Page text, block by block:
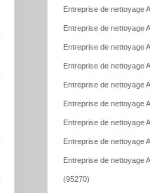
Entreprise de nettoyage
Entreprise de nettoyage
Entreprise de nettoyage
Entreprise de nettoyage
Entreprise de nettoyage
Entreprise de nettoyage
Entreprise de nettoyage
Entreprise de nettoyage
Entreprise de nettoyage
(95270)